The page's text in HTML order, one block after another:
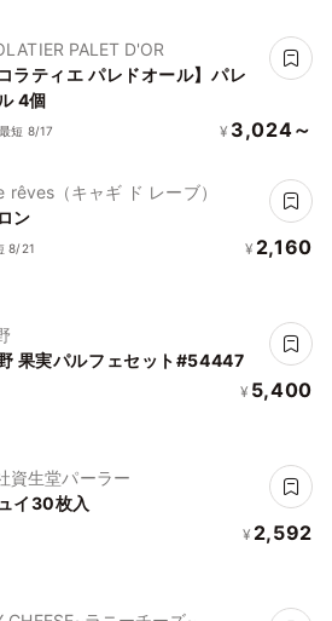
PALET D'OR
ラティエ パレドオール】パレ
4個
最短 8/17 ¥ 3,024～
rêves（キャギ ド レーブ）
ン
8/21 ¥ 2,160
果実パルフェセット#54447
¥ 5,400
資生堂パーラー
イ30枚入
¥ 2,592